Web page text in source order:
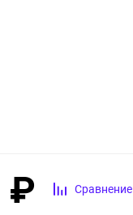
₽ Сравнение